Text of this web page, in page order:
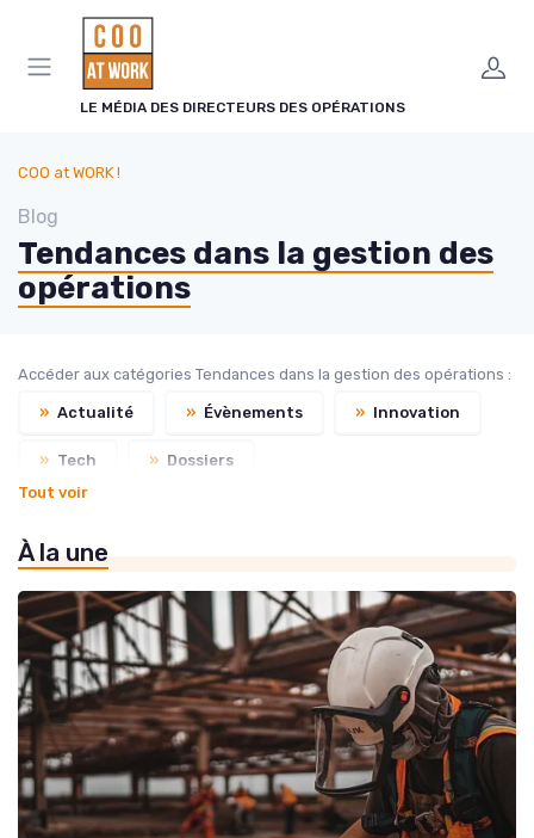
LE MÉDIA DES DIRECTEURS DES OPÉRATIONS
COO at WORK !
Blog
Tendances dans la gestion des
opérations
Accéder aux catégories Tendances dans la gestion des opérations :
» Actualité » Évènements » Innovation
» Tech » Dossiers
Tout voir
À la une
Panneau de gestion des cookies